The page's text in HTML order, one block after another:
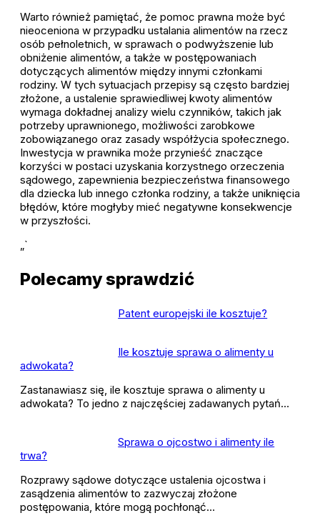
Warto również pamiętać, że pomoc prawna może być
nieoceniona w przypadku ustalania alimentów na rzecz
osób pełnoletnich, w sprawach o podwyższenie lub
obniżenie alimentów, a także w postępowaniach
dotyczących alimentów między innymi członkami
rodziny. W tych sytuacjach przepisy są często bardziej
złożone, a ustalenie sprawiedliwej kwoty alimentów
wymaga dokładnej analizy wielu czynników, takich jak
potrzeby uprawnionego, możliwości zarobkowe
zobowiązanego oraz zasady współżycia społecznego.
Inwestycja w prawnika może przynieść znaczące
korzyści w postaci uzyskania korzystnego orzeczenia
sądowego, zapewnienia bezpieczeństwa finansowego
dla dziecka lub innego członka rodziny, a także uniknięcia
błędów, które mogłyby mieć negatywne konsekwencje
w przyszłości.
„`
Polecamy sprawdzić
Patent europejski ile kosztuje?
Ile kosztuje sprawa o alimenty u
adwokata?
Zastanawiasz się, ile kosztuje sprawa o alimenty u
adwokata? To jedno z najczęściej zadawanych pytań…
Sprawa o ojcostwo i alimenty ile
trwa?
Rozprawy sądowe dotyczące ustalenia ojcostwa i
zasądzenia alimentów to zazwyczaj złożone
postępowania, które mogą pochłonąć…